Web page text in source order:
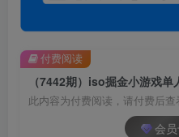
此内容为付费阅读，请付费后查
会
付费阅读